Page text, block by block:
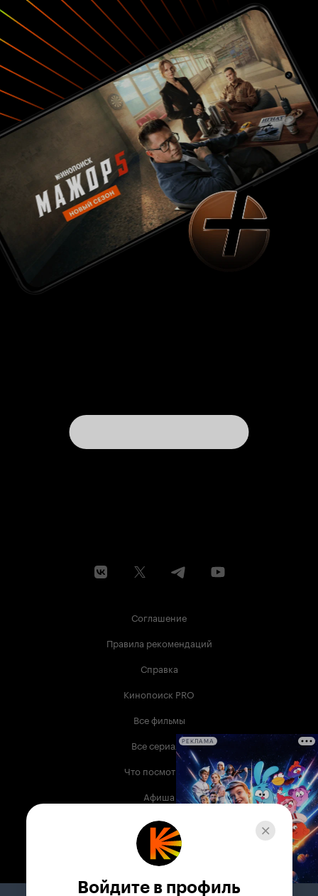
Соглашение
Правила рекомендаций
Справка
Кинопоиск PRO
Все фильмы
Все сериалы
Что посмотреть
Афиша
Музыка
Телепрограмма
РЕКЛАМА
Войдите в профиль